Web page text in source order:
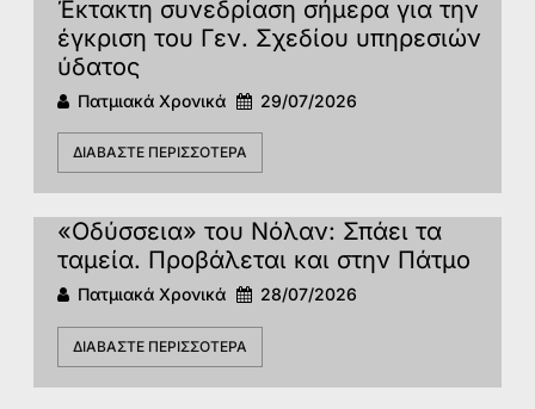
Έκτακτη συνεδρίαση σήμερα για την
έγκριση του Γεν. Σχεδίου υπηρεσιών
ύδατος
Πατμιακά Χρονικά 29/07/2026
ΔΙΑΒΆΣΤΕ ΠΕΡΙΣΣΌΤΕΡΑ
«Οδύσσεια» του Νόλαν: Σπάει τα
ταμεία. Προβάλεται και στην Πάτμο
Πατμιακά Χρονικά 28/07/2026
ΔΙΑΒΆΣΤΕ ΠΕΡΙΣΣΌΤΕΡΑ